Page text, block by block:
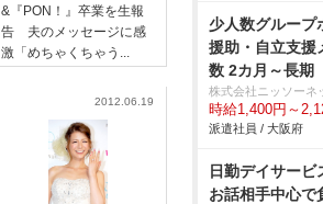
&『PON！』卒業を生報
告 夫のメッセージに感
激「めちゃくちゃう...
2012.06.19
少人数グループ
援助・自立支援
数 2カ月～長期
株式会社ニッソーネ
時給1,400円～
派遣社員 / 大阪府
日勤デイサー
お話相手中心で